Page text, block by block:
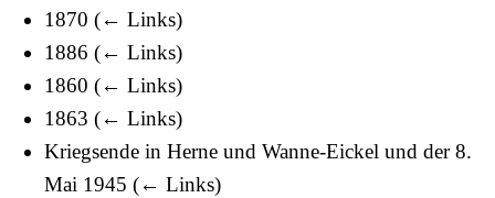
1870 (← Links)
1886 (← Links)
1860 (← Links)
1863 (← Links)
Kriegsende in Herne und Wanne-Eickel und der 8.
Mai 1945 (← Links)